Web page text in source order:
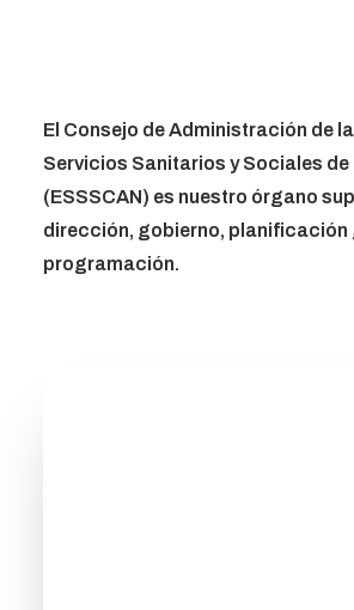
Search
El Consejo de Administración de
Servicios Sanitarios y Sociales de
(ESSSCAN) es nuestro órgano
dirección, gobierno, planificación
programación.